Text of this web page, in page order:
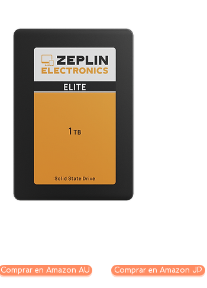
Comprar en Amazon AU Comprar en Amazon JP